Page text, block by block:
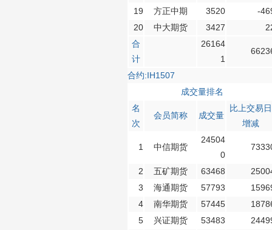
19
方正中期 3520
-
20
中大期货 3427
合
计
26164
1
合约:IH1507
成交量排名
名
次
会员简称 成交量
比上交易日
增减
1 中信期货
24504
0
2 五矿期货 63468
3
海通期货 57793
4
南华期货 57445
5
兴证期货 53483